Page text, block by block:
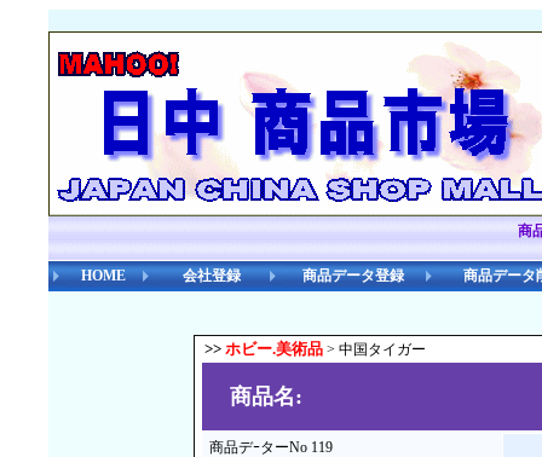
商
HOME 会社登録 商品データ登録 商品データ
>> ホビー.美術品 > 中国タイガー
商品名:
商品デｰターNo 119